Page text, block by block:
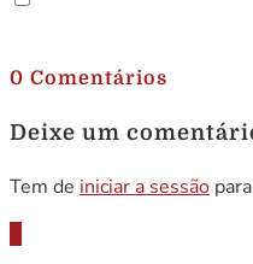
0 Comentários
Deixe um
Tem de iniciar a sessão